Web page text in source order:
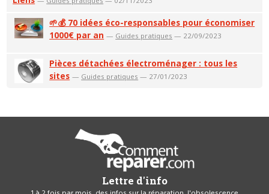
🌱💰 70 idées éco-responsables pour économiser
1000€ par an — Guides pratiques — 22/09/2023
Pièces détachées électroménager : tous les
sites — Guides pratiques — 27/01/2023
Lettre d'info